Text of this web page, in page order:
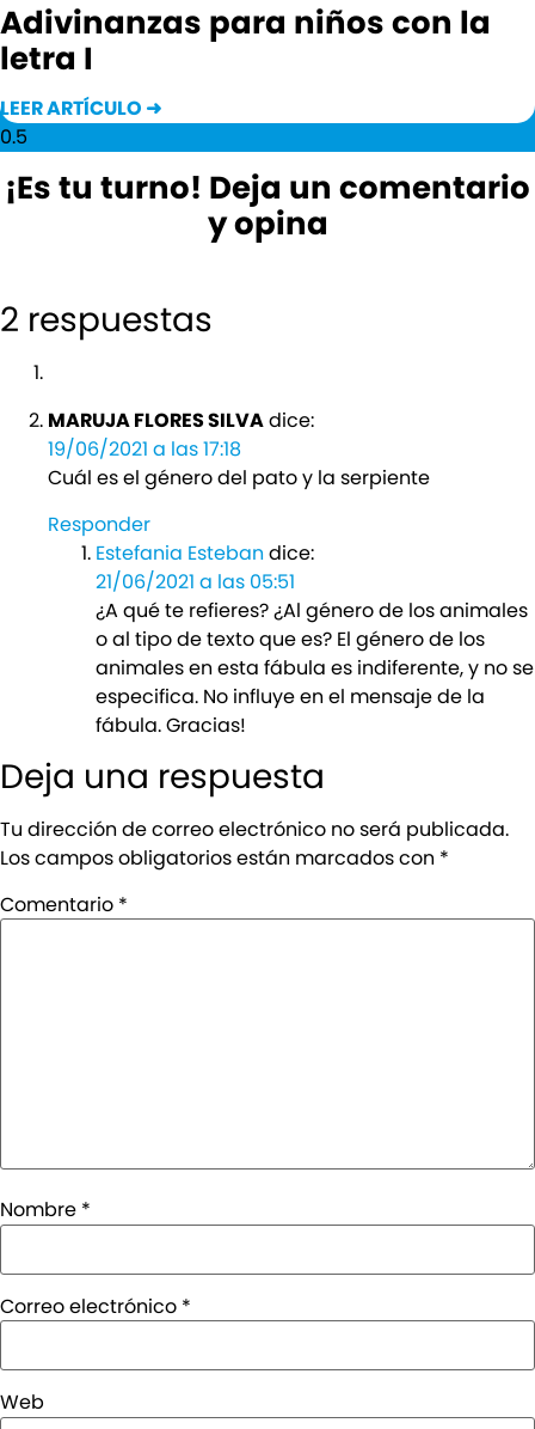
Adivinanzas para niños con la
letra I
LEER ARTÍCULO ➜
¡Es tu turno! Deja un comentario
y opina
2 respuestas
MARUJA FLORES SILVAdice:
19/06/2021 a las 17:18
Cuál es el género del pato y la serpiente
Responder
Estefania Estebandice:
21/06/2021 a las 05:51
¿A qué te refieres? ¿Al género de los animales
o al tipo de texto que es? El género de los
animales en esta fábula es indiferente, y no se
especifica. No influye en el mensaje de la
fábula. Gracias!
Deja una respuesta
Tu dirección de correo electrónico no será publicada.
Los campos obligatorios están marcados con *
Comentario *
Nombre *
Correo electrónico *
Web